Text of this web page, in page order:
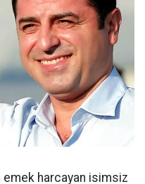
harcayan isimsiz